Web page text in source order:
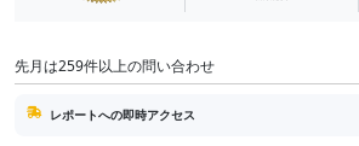
先月は259件以上の問い合わせ
レポートへの即時アクセス